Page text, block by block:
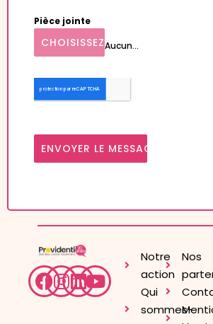
Pièce jointe
CHOISISSEZ UN FICHIER
Aucun fichier sélectionné
ENVOYER LE MESSAGE
Notre
action
Qui
sommes-
Nos